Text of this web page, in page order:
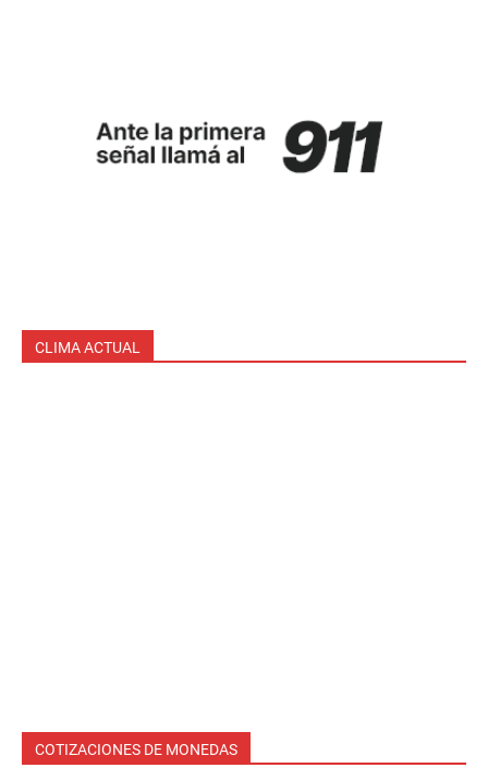
CLIMA ACTUAL
COTIZACIONES DE MONEDAS